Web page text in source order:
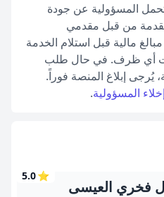
المسؤولية عن جودة
من قبل مقدمي
مالية قبل استلام الخدمة
أي ظرف. في حال طلب
إبلاغ المنصة فوراً.
إخلاء المسؤولية.
⭐
5.0
فخري العيسى